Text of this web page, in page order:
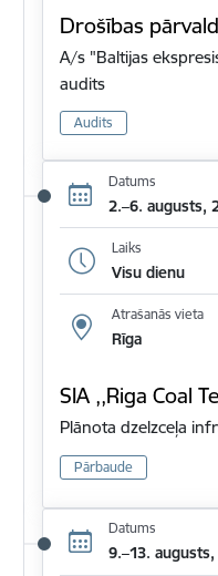
Drošības
A/s "Baltijas
audits
Audits
Datums
2.–6. augusts,
Laiks
Visu dienu
Atrašanās vieta
Rīga
SIA ,,Riga Coal
Plānota dzelzceļa
Pārbaude
Datums
9.–13. augusts,